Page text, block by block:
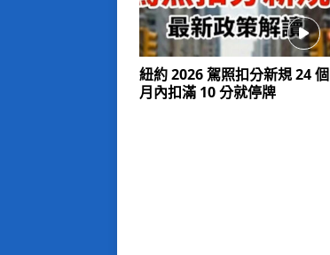
紐約 2026 駕照扣分新規 24 個
月內扣滿 10 分就停牌